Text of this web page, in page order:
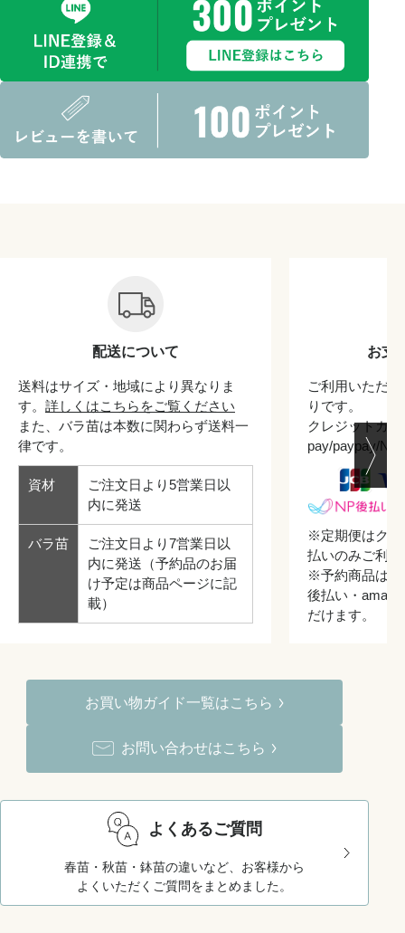
配送について
送料はサイズ・地域により異なりま
す。 詳しくはこちらをご覧ください
また、バラ苗は本数に関わらず送料一
律です。
資材
ご注文日より5営業日以
内に発送
バラ苗
ご注文日より7営業日以
内に発送（予約品のお届
け予定は商品ページに記
載）
お支
ご利用いただ
りです。
クレジットカ
pay/paypay/
※定期便はクレ
払いのみご利
※予約商品はク
後払い・
だけます。
お買い物ガイド一覧はこちら
お問い合わせはこちら
よくあるご質問
春苗・秋苗・鉢苗の違いなど、お客様から
よくいただくご質問をまとめました。